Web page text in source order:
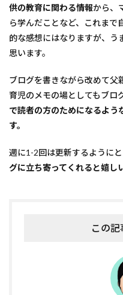
供の教育に関わる情報から、
ら学んだことなど、これまで
的な感想にはなりますが、う
思います。
ブログを書きながら改めて父
育児のメモの場としてもブロ
で読者の方のためになるよう
す。
週に1-2回は更新するように
グに立ち寄ってくれると嬉し
この記